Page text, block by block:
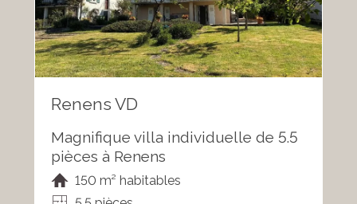
Renens VD
Magnifique villa individuelle de 5.5
pièces à Renens
150 m² habitables